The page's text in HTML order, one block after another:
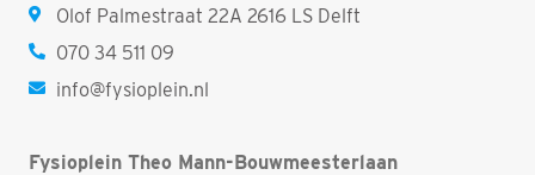
Olof Palmestraat 22A 2616 LS Delft
070 34 511 09
info@fysioplein.nl
Fysioplein Theo Mann-Bouwmeesterlaan